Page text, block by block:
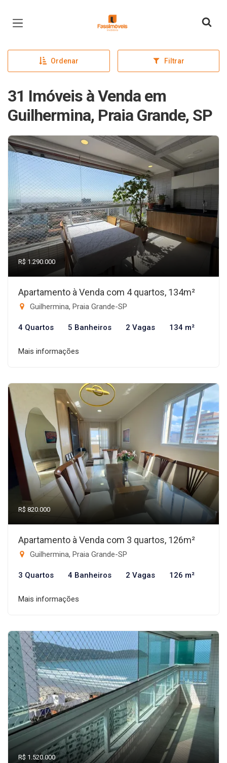
Página inicial
Ordenar Filtrar
31 Imóveis à Venda em
Guilhermina, Praia Grande, SP
R$ 1.290.000
Apartamento à Venda com 4 quartos, 134m²
Guilhermina, Praia Grande-SP
4 Quartos 5 Banheiros 2 Vagas 134 m²
Mais informações
R$ 820.000
Apartamento à Venda com 3 quartos, 126m²
Guilhermina, Praia Grande-SP
3 Quartos 4 Banheiros 2 Vagas 126 m²
Mais informações
R$ 1.520.000